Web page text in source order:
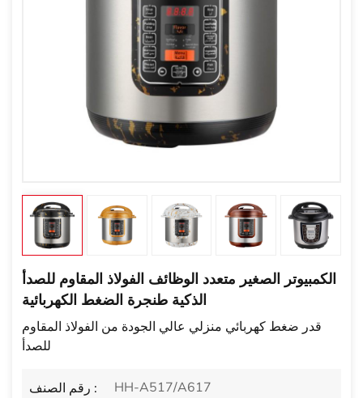
الكمبيوتر الصغير متعدد الوظائف الفولاذ المقاوم للصدأ
الذكية طنجرة الضغط الكهربائية
قدر ضغط كهربائي منزلي عالي الجودة من الفولاذ المقاوم
للصدأ
رقم الصنف : HH-A517/A617